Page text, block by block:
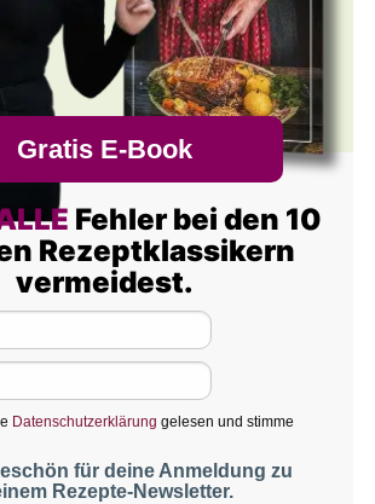
Gratis E-Book
Fehler bei den 10
Rezeptklassikern
vermeidest.
Datenschutzerklärung gelesen und stimme
für deine Anmeldung zu
Rezepte-Newsletter.